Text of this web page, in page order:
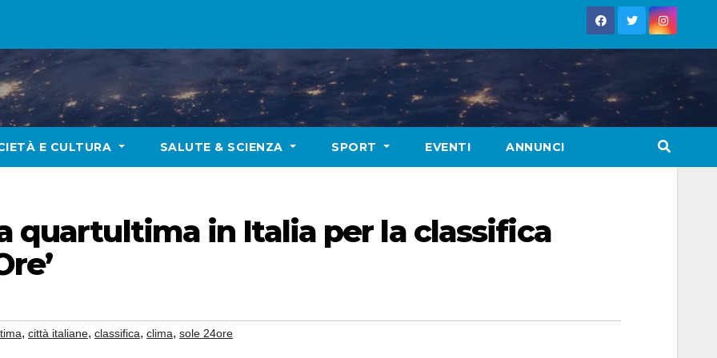
E CULTURA SALUTE & SCIENZA SPORT EVENTI ANNUNCI
quartultima in Italia per la classifica
, città italiane, classifica, clima, sole 24ore